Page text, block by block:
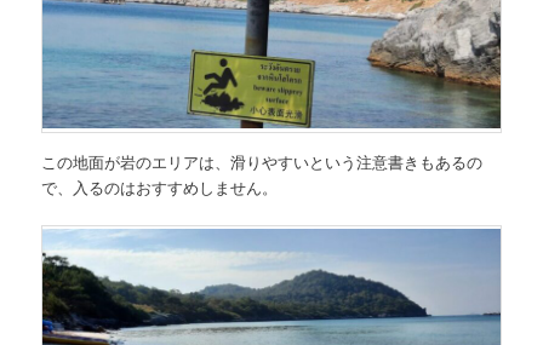
この地面が岩のエリアは、滑りやすいという注意書きもあるの
で、入るのはおすすめしません。